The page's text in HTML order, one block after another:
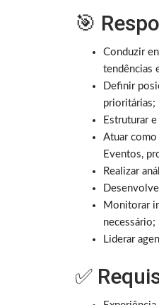
🎯
Conduzir
tendências
Definir
prioritárias;
Estruturar
Atuar
Eventos,
Realizar
Monitorar
necessário;
Liderar
✅